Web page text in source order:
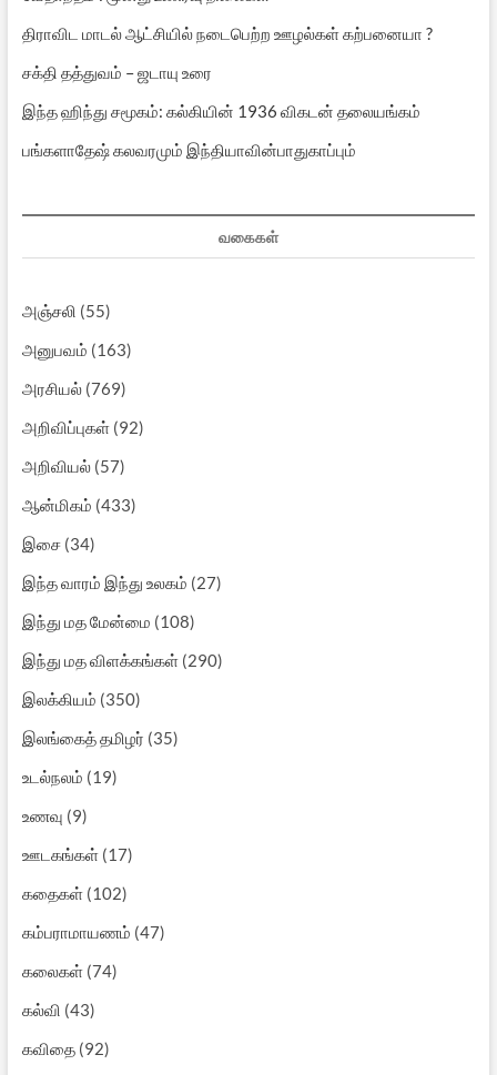
திராவிட மாடல் ஆட்சியில் நடைபெற்ற ஊழல்கள் கற்பனையா ?
சக்தி தத்துவம் – ஜடாயு உரை
இந்த ஹிந்து சமூகம்: கல்கியின் 1936 விகடன் தலையங்கம்
பங்களாதேஷ் கலவரமும் இந்தியாவின்பாதுகாப்பும்
வகைகள்
அஞ்சலி (55)
அனுபவம் (163)
அரசியல்(769)
அறிவிப்புகள்(92)
அறிவியல்(57)
ஆன்மிகம் (433)
இசை(34)
இந்த வாரம் இந்து உலகம் (27)
இந்து மத மேன்மை (108)
இந்து மத விளக்கங்கள்(290)
இலக்கியம் (350)
இலங்கைத் தமிழர் (35)
உடல்நலம் (19)
உணவு (9)
ஊடகங்கள்(17)
கதைகள்(102)
கம்பராமாயணம் (47)
கலைகள்(74)
கல்வி (43)
கவிதை(92)